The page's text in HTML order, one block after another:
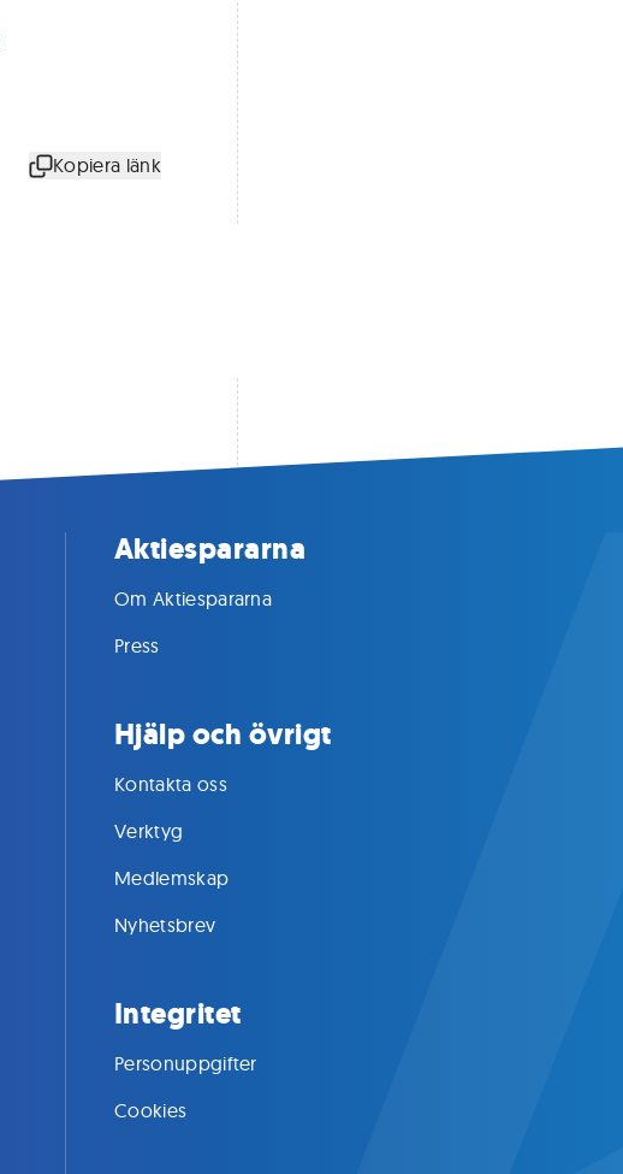
Kopiera länk
Aktiespararna
Om Aktiespararna
Press
Hjälp och övrigt
Kontakta oss
Verktyg
Medlemskap
Nyhetsbrev
Integritet
Personuppgifter
Cookies